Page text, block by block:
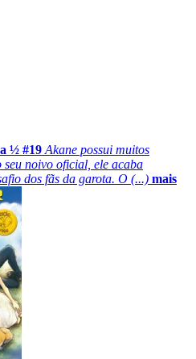
½ #19 Akane possui muitos
seu noivo oficial, ele acaba
dos fãs da garota. O (...) mais